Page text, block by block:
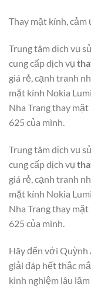
Thay mặt kính, cảm
Trung tâm dịch vụ
cung cấp dịch vụ
giá rẻ, cạnh tranh
mặt kính Nokia
Nha Trang thay
625 của mình.
Trung tâm dịch vụ
cung cấp dịch vụ
giá rẻ, cạnh tranh
mặt kính Nokia
Nha Trang thay
625 của mình.
Hãy đến với Quỳnh
giải đáp hết thắc
kinh nghiệm lâu